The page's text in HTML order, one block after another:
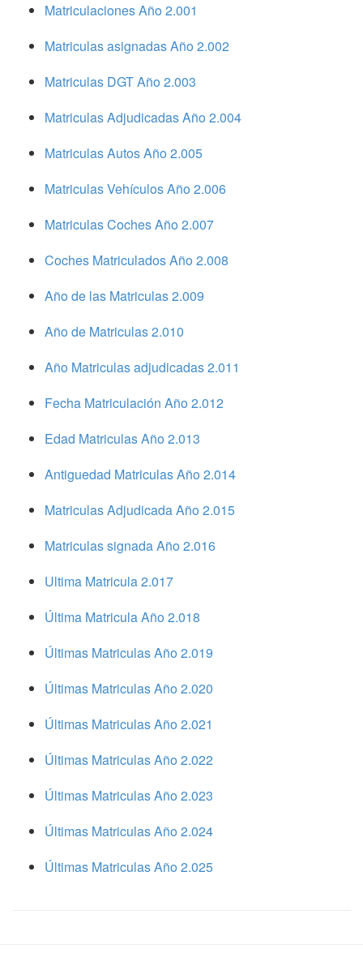
Matriculaciones Año 2.001
Matriculas asignadas Año 2.002
Matriculas DGT Año 2.003
Matriculas Adjudicadas Año 2.004
Matriculas Autos Año 2.005
Matriculas Vehículos Año 2.006
Matriculas Coches Año 2.007
Coches Matriculados Año 2.008
Año de las Matriculas 2.009
Año de Matriculas 2.010
Año Matriculas adjudicadas 2.011
Fecha Matriculación Año 2.012
Edad Matriculas Año 2.013
Antiguedad Matriculas Año 2.014
Matriculas Adjudicada Año 2.015
Matriculas signada Año 2.016
Ultima Matricula 2.017
Última Matricula Año 2.018
Últimas Matriculas Año 2.019
Últimas Matriculas Año 2.020
Últimas Matriculas Año 2.021
Últimas Matriculas Año 2.022
Últimas Matriculas Año 2.023
Últimas Matriculas Año 2.024
Últimas Matriculas Año 2.025